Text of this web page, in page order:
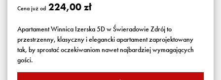
Cena już od 224,00 zł
Apartament Winnica Izerska 5D w Świeradowie Zdrój to
przestrzenny, klasyczny i elegancki apartament zaprojektowany
tak, by sprostać oczekiwaniom nawet najbardziej wymagających
gości.